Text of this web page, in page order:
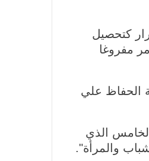
كتحصيل
مفروغا
الحفاظ علي
الذي
والمرأة".